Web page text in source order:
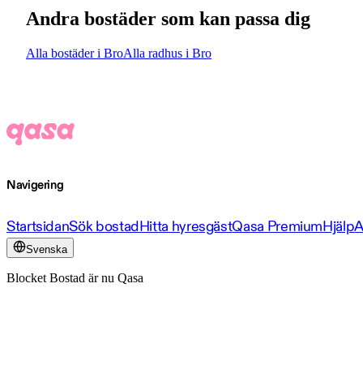
Andra bostäder som kan passa dig
Alla bostäder i BroAlla radhus i Bro
Navigering
StartsidanSök bostadHitta hyresgästQasa PremiumHjälp
Svenska
Blocket Bostad är nu Qasa